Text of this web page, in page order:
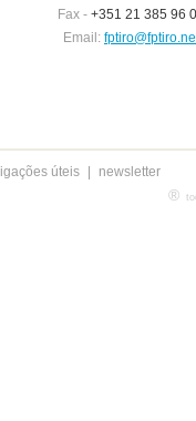
Fax - +351 21 385 96
Email:
ligações úteis newsletter
®